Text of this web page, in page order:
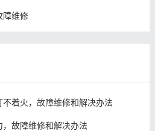
障维修
着火，故障维修和解决办法
故障维修和解决办法